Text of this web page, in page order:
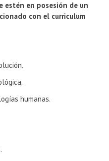
estén en posesión de un
con el curriculum
humanas.